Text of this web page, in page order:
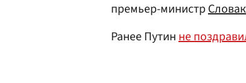
премьер-министр
Ранее Путинне